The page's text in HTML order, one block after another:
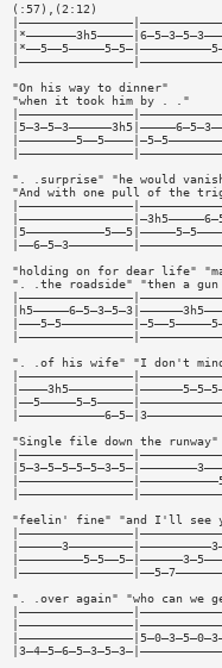
(:57),(2:12)
"On his way to dinner"
"when it took him by . ."
". .surprise" "he would
"And with one pull of the
"holding on for dear life"
". .the roadside" "then a gun
". .of his wife" "I don't
"Single file down the runway"
"feelin' fine" "and I'll see
". .over again" "who can we